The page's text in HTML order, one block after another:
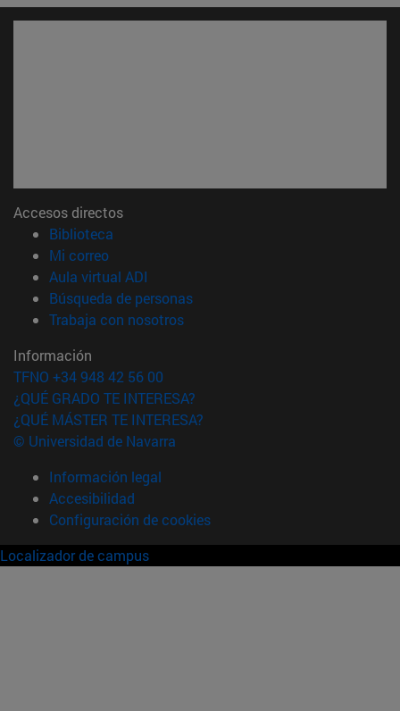
Accesos directos
Biblioteca
Mi correo(abre en nueva ventana)
Aula virtual ADI
Búsqueda de personas(abre en nueva ventana)
Trabaja con nosotros(abre en nueva ventana)
Información
TFNO +34 948 42 56 00
¿QUÉ GRADO TE INTERESA?
¿QUÉ MÁSTER TE INTERESA?
© Universidad de Navarra
Información legal
Accesibilidad
Configuración de cookies
Localizador de campus